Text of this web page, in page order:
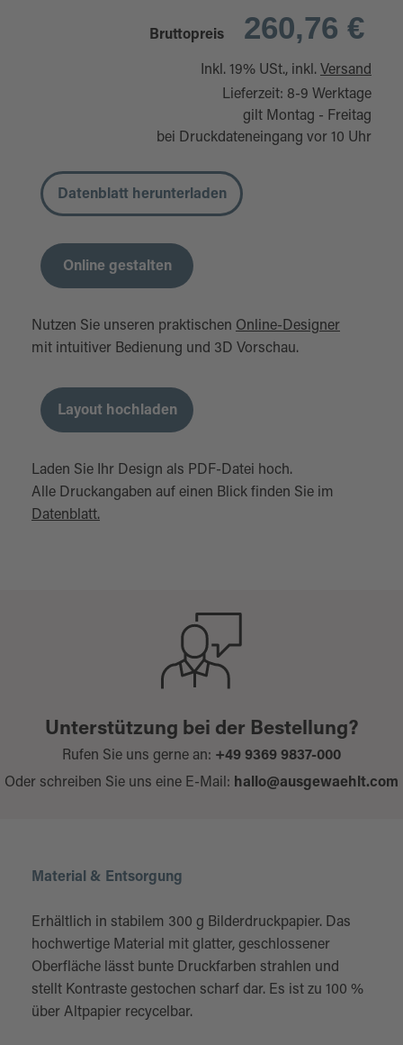
Bruttopreis 260,76 €
Inkl. 19% USt., inkl. Versand
Lieferzeit: 8-9 Werktage
gilt Montag - Freitag
bei Druckdateneingang vor 10 Uhr
Datenblatt herunterladen
Online gestalten
Nutzen Sie unseren praktischen Online-Designer
mit intuitiver Bedienung und 3D Vorschau.
Layout hochladen
Laden Sie Ihr Design als PDF-Datei hoch.
Alle Druckangaben auf einen Blick finden Sie im
Datenblatt.
Unterstützung bei der Bestellung?
Rufen Sie uns gerne an: +49 9369 9837-000
Oder schreiben Sie uns eine E-Mail: hallo@ausgewaehlt.com
Material & Entsorgung
Erhältlich in stabilem 300 g Bilderdruckpapier. Das
hochwertige Material mit glatter, geschlossener
Oberfläche lässt bunte Druckfarben strahlen und
stellt Kontraste gestochen scharf dar. Es ist zu 100 %
über Altpapier recycelbar.